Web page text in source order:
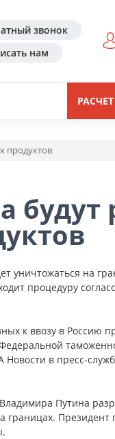
звонок
нам
продуктов
будут
уничтожаться на
процедуру
к ввозу в Россию
Новости в пресс-
Владимира Путина
границах.